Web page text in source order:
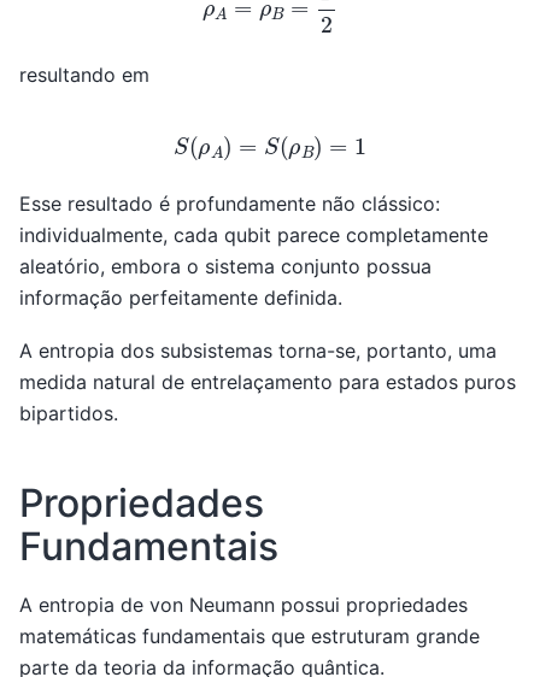
resultando em
S( ρA S(ρ B)
Esse resultado é profundamente não clássico:
individualmente, cada qubit parece completamente
aleatório, embora o sistema conjunto possua
informação perfeitamente definida.
A entropia dos subsistemas torna-se, portanto, uma
medida natural de entrelaçamento para estados puros
bipartidos.
Propriedades
Fundamentais
A entropia de von Neumann possui propriedades
matemáticas fundamentais que estruturam grande
parte da teoria da informação quântica.